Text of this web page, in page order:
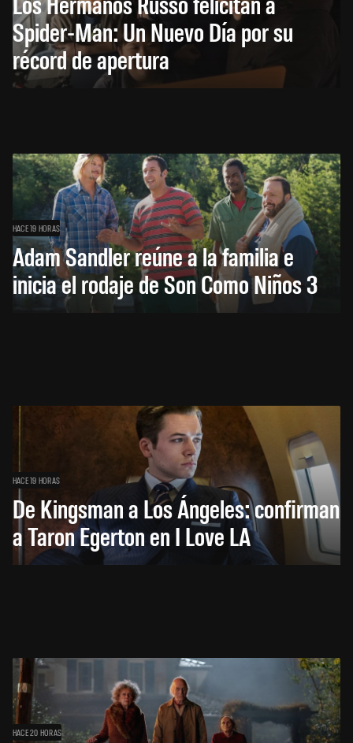
Spider-Man: Un Nuevo Día por su
récord de apertura
HACE 19 HORAS
Adam Sandler reúne a la familia e
inicia el rodaje de Son Como Niños 3
HACE 19 HORAS
De Kingsman a Los Ángeles: confirman
a Taron Egerton en I Love LA
HACE 20 HORAS